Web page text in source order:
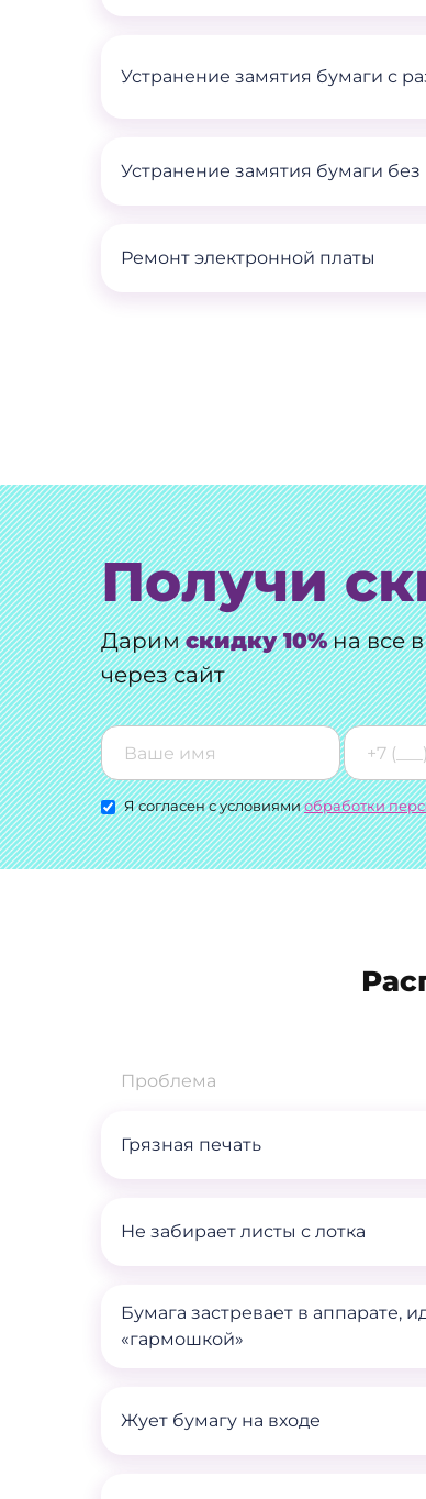
Устранение замятия бумаги с
Устранение замятия бумаги без
Ремонт электронной платы
Получи
Даримскидку 10%на все
через сайт
Я согласен с условиямиобработки
Проблема
Грязная печать
Не забирает листы с лотка
Бумага застревает в аппарате,
«гармошкой»
Жует бумагу на входе